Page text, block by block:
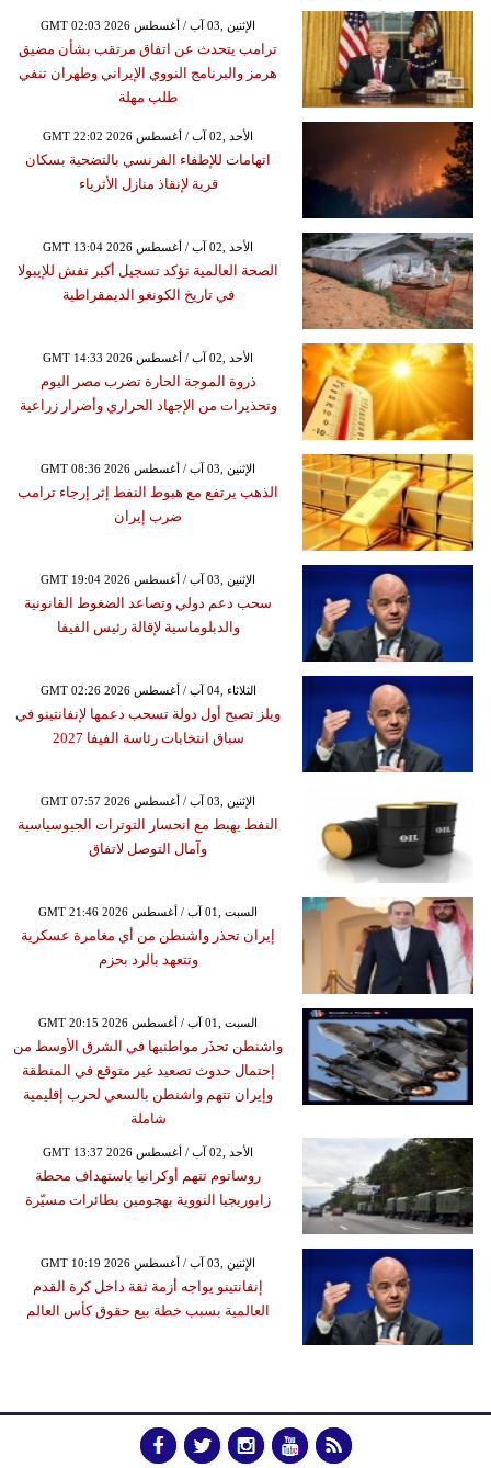
GMT 02:03 2026 الإثنين ,03 آب / أغسطس
ترامب يتحدث عن اتفاق مرتقب بشأن مضيق
هرمز والبرنامج النووي الإيراني وطهران تنفي
طلب مهلة
GMT 22:02 2026 الأحد ,02 آب / أغسطس
اتهامات للإطفاء الفرنسي بالتضحية بسكان
قرية لإنقاذ منازل الأثرياء
GMT 13:04 2026 الأحد ,02 آب / أغسطس
الصحة العالمية تؤكد تسجيل أكبر تفش للإيبولا
في تاريخ الكونغو الديمقراطية
GMT 14:33 2026 الأحد ,02 آب / أغسطس
ذروة الموجة الحارة تضرب مصر اليوم
وتحذيرات من الإجهاد الحراري وأضرار زراعية
GMT 08:36 2026 الإثنين ,03 آب / أغسطس
الذهب يرتفع مع هبوط النفط إثر إرجاء ترامب
ضرب إيران
GMT 19:04 2026 الإثنين ,03 آب / أغسطس
سحب دعم دولي وتصاعد الضغوط القانونية
والدبلوماسية لإقالة رئيس الفيفا
GMT 02:26 2026 الثلاثاء ,04 آب / أغسطس
ويلز تصبح أول دولة تسحب دعمها لإنفانتينو في
سباق انتخابات رئاسة الفيفا 2027
GMT 07:57 2026 الإثنين ,03 آب / أغسطس
النفط يهبط مع انحسار التوترات الجيوسياسية
وآمال التوصل لاتفاق
GMT 21:46 2026 السبت ,01 آب / أغسطس
إيران تحذر واشنطن من أي مغامرة عسكرية
وتتعهد بالرد بحزم
GMT 20:15 2026 السبت ,01 آب / أغسطس
واشنطن تحذَر مواطنيها في الشرق الأوسط من
إحتمال حدوث تصعيد غير متوقع في المنطقة
وإيران تتهم واشنطن بالسعي لحرب إقليمية
شاملة
GMT 13:37 2026 الأحد ,02 آب / أغسطس
روساتوم تتهم أوكرانيا باستهداف محطة
زابوريجيا النووية بهجومين بطائرات مسيّرة
GMT 10:19 2026 الإثنين ,03 آب / أغسطس
إنفانتينو يواجه أزمة ثقة داخل كرة القدم
العالمية بسبب خطة بيع حقوق كأس العالم